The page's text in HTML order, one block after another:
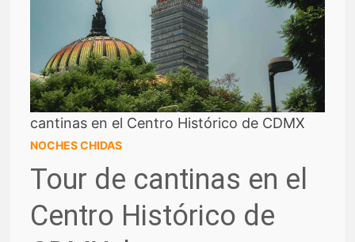
cantinas en el Centro Histórico de CDMX
NOCHES CHIDAS
Tour de cantinas en el
Centro Histórico de